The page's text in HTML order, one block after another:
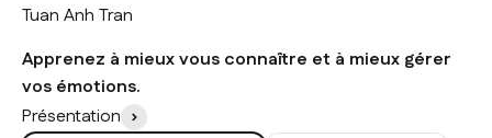
Tuan Anh Tran
Apprenez à mieux vous connaître et à mieux gérer
vos émotions.
Présentation